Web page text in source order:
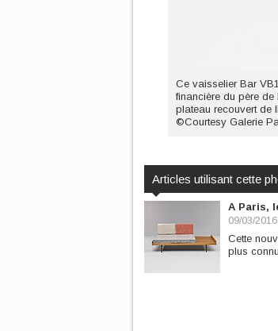
Ce vaisselier Bar
financière du père de
plateau recouvert de
©Courtesy Galerie
Articles utilisant cette
A Paris,
09/03/2016
Cette
plus